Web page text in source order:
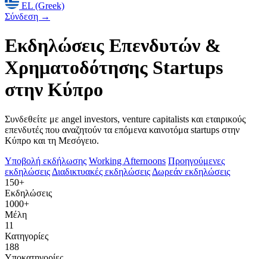
EL (Greek)
Σύνδεση →
Εκδηλώσεις Επενδυτών &
Χρηματοδότησης Startups
στην Κύπρο
Συνδεθείτε με angel investors, venture capitalists και εταιρικούς
επενδυτές που αναζητούν τα επόμενα καινοτόμα startups στην
Κύπρο και τη Μεσόγειο.
Υποβολή εκδήλωσης Working Afternoons Προηγούμενες
εκδηλώσεις Διαδικτυακές εκδηλώσεις Δωρεάν εκδηλώσεις
150+
Εκδηλώσεις
1000+
Μέλη
11
Κατηγορίες
188